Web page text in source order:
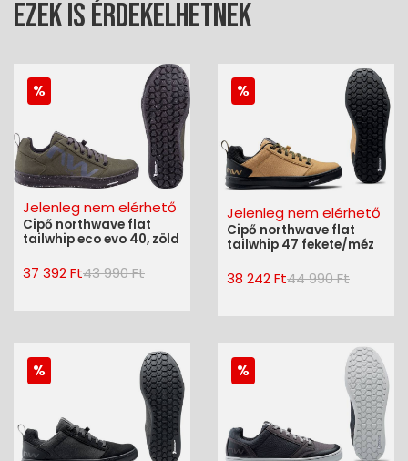
Ezek is érdekelhetnek
Jelenleg nem elérhető
Cipő northwave flat
tailwhip eco evo 40, zöld
37 392 Ft43 990 Ft
Jelenleg nem elérhető
Cipő northwave flat
tailwhip 47 fekete/méz
38 242 Ft44 990 Ft